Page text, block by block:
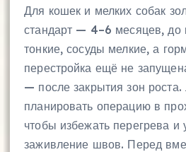
Для кошек и мелких собак
стандарт — 4–6 месяцев, до
тонкие, сосуды мелкие, а
перестройка ещё не
— после закрытия зон
планировать операцию в
чтобы избежать перегрева и
заживление швов. Перед